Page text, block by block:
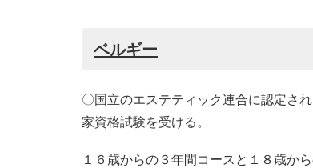
ベルギー
〇国立のエステティック連合に認定さ
家資格試験を受ける。
１６歳からの３年間コースと１８歳か